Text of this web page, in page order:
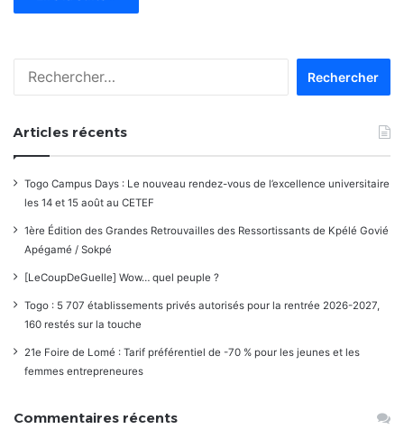
Articles récents
Togo Campus Days : Le nouveau rendez-vous de l’excellence universitaire
les 14 et 15 août au CETEF
1ère Édition des Grandes Retrouvailles des Ressortissants de Kpélé Govié
Apégamé / Sokpé
[LeCoupDeGuelle] Wow… quel peuple ?
Togo : 5 707 établissements privés autorisés pour la rentrée 2026-2027,
160 restés sur la touche
21e Foire de Lomé : Tarif préférentiel de -70 % pour les jeunes et les
femmes entrepreneures
Commentaires récents